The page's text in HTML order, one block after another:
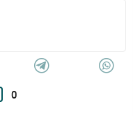
0